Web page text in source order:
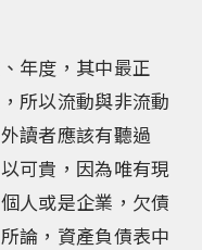
年度，其中最正
所以流動與非流動
讀者應該有聽過
可貴，因為唯有現
人或是企業，欠債
論，資產負債表中